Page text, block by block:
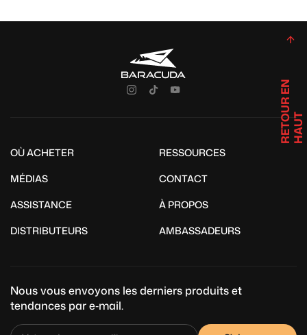
OÙ ACHETER
RESSOURCES
MÉDIAS
CONTACT
ASSISTANCE
À PROPOS
DISTRIBUTEURS
AMBASSADEURS
Nous vous envoyons les derniers produits et
tendances par e‑mail.
R
E
TO
U
R
E
N
H
A
UT